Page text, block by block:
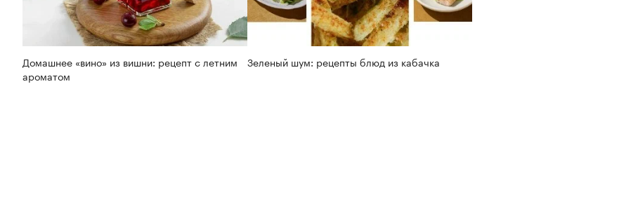
Домашнее «вино» из вишни: рецепт с летним
ароматом
Зеленый шум: рецепты блюд из кабачка